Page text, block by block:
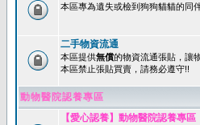
本區專為遺失或檢到狗狗貓貓的同
二手物資流通
本區提供無償的物資流通張貼，讓
本區禁止張貼買賣，請務必遵守!!
動物醫院認養專區
【愛心認養】動物醫院認養專區